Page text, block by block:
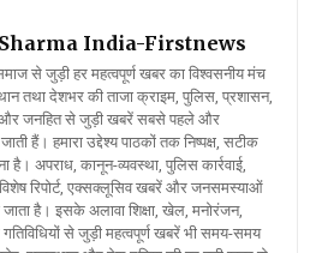
India-Firstnews
से जुड़ी हर महत्वपूर्ण खबर का विश्वसनीय मंच
तथा देशभर की ताजा क्राइम, पुलिस, प्रशासन,
और जनहित से जुड़ी खबरें सबसे पहले और
हैं। हमारा उद्देश्य पाठकों तक निष्पक्ष, सटीक
है। अपराध, कानून-व्यवस्था, पुलिस कार्रवाई,
विशेष रिपोर्ट, एक्सक्लूसिव खबरें और जनसमस्याओं
है। इसके अलावा शिक्षा, खेल, मनोरंजन,
से जुड़ी महत्वपूर्ण खबरें भी समय-समय